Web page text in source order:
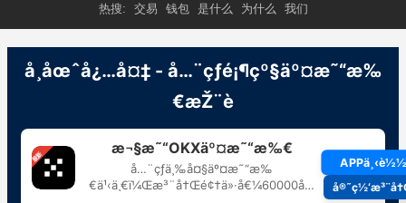
热搜: 交易 钱包 是什么 为什么 我们